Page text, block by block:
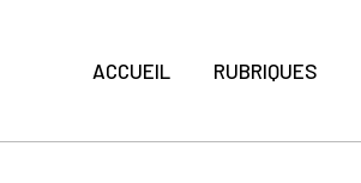
ACCUEIL RUBRIQUES